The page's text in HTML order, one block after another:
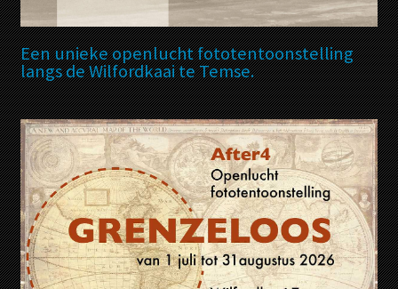
Een unieke openlucht fototentoonstelling
langs de Wilfordkaai te Temse.